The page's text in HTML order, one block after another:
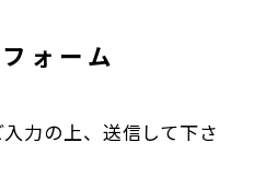
ォーム
力の上、送信して下さ